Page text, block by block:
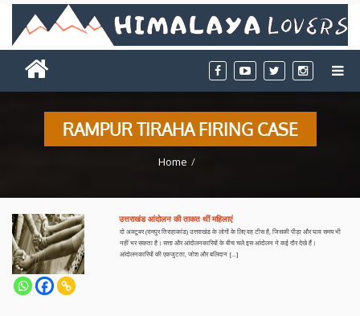
RAMPUR TIRAHA FIRING CASE
Home
उत्तराखंड आंदोलन की ताकत थीं महिलाएं
दो अक्टूबर (रामपुर तिराहाकांड) उत्तराखंड के लोगों के लिए वह टीस है, जिसकी पीड़ा और घाव समय भी
नहीं भर सकता है। सत्ता और आंदोलनकारियों के बीच चले इस आंदोलन ने कई दौर देखे हैं।
आंदोलनकारियों की एकजुटता, जोश और बलिदान […]